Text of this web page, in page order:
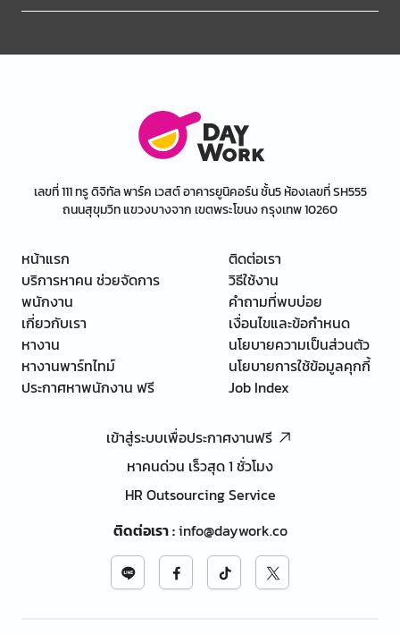
เลขที่ 111 ทรู ดิจิทัล พาร์ค เวสต์ อาคารยูนิคอร์น ชั้น5 ห้องเลขที่ SH555
ถนนสุขุมวิท แขวงบางจาก เขตพระโขนง กรุงเทพ 10260
หน้าแรก
บริการหาคน ช่วยจัดการ
พนักงาน
เกี่ยวกับเรา
หางาน
หางานพาร์ทไทม์
ประกาศหาพนักงาน ฟรี
ติดต่อเรา
วิธีใช้งาน
คำถามที่พบบ่อย
เงื่อนไขและข้อกำหนด
นโยบายความเป็นส่วนตัว
นโยบายการใช้ข้อมูลคุกกี้
Job Index
เข้าสู่ระบบเพื่อประกาศงานฟรี
หาคนด่วน เร็วสุด 1 ชั่วโมง
HR Outsourcing Service
ติดต่อเรา:info@daywork.co